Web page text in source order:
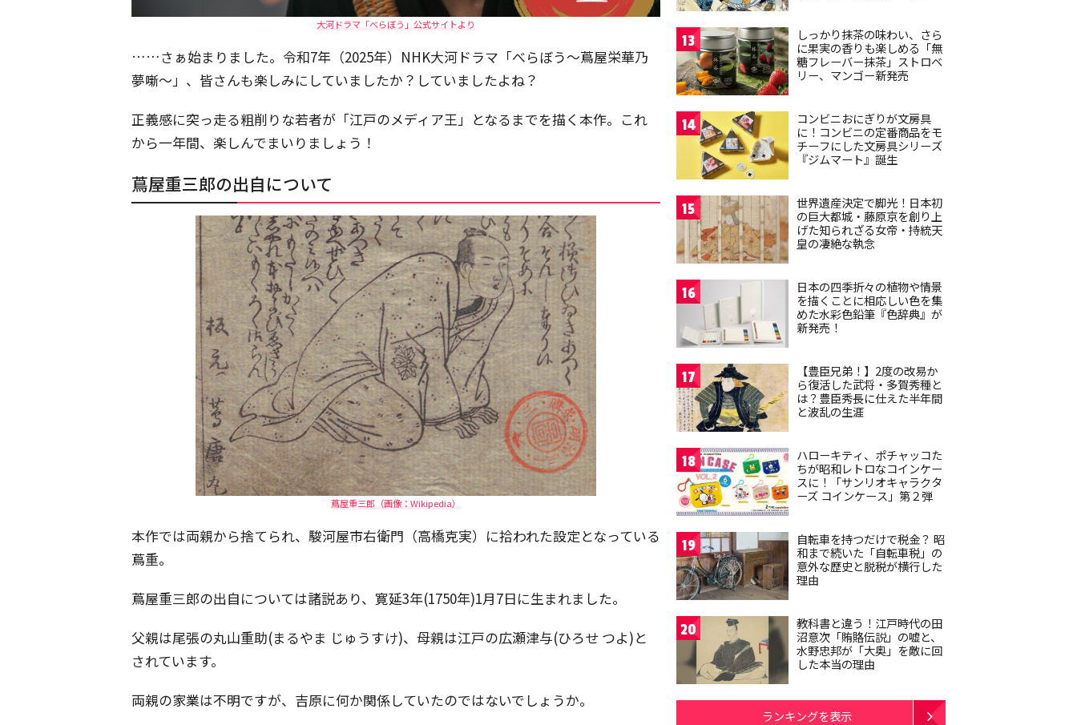
大河ドラマ「べらぼう」公式サイトより
……さぁ始まりました。令和7年（2025年）NHK大河ドラマ「べらぼう～蔦屋栄華乃
夢噺～」、皆さんも楽しみにしていましたか？していましたよね？
正義感に突っ走る粗削りな若者が「江戸のメディア王」となるまでを描く本作。これ
から一年間、楽しんでまいりましょう！
蔦屋重三郎の出自について
蔦屋重三郎（画像：Wikipedia）
本作では両親から捨てられ、駿河屋市右衛門（高橋克実）に拾われた設定となっている
蔦重。
蔦屋重三郎の出自については諸説あり、寛延3年(1750年)1月7日に生まれました。
父親は尾張の丸山重助(まるやま じゅうすけ)、母親は江戸の広瀬津与(ひろせ つよ)と
されています。
両親の家業は不明ですが、吉原に何か関係していたのではないでしょうか。
13
しっかり抹茶の味わい、さら
に果実の香りも楽しめる「無
糖フレーバー抹茶」ストロベ
リー、マンゴー新発売
14
コンビニおにぎりが文房具
に！コンビニの定番商品をモ
チーフにした文房具シリーズ
『ジムマート』誕生
15
世界遺産決定で脚光！日本初
の巨大都城・藤原京を創り上
げた知られざる女帝・持統天
皇の凄絶な執念
16
日本の四季折々の植物や情景
を描くことに相応しい色を集
めた水彩色鉛筆『色辞典』が
新発売！
17
【豊臣兄弟！】2度の改易か
ら復活した武将・多賀秀種と
は？豊臣秀長に仕えた半年間
と波乱の生涯
18
ハローキティ、ポチャッコた
ちが昭和レトロなコインケー
スに！「サンリオキャラクタ
ーズ コインケース」第２弾
19
自転車を持つだけで税金？ 昭
和まで続いた「自転車税」の
意外な歴史と脱税が横行した
理由
20
教科書と違う！江戸時代の田
沼意次「賄賂伝説」の嘘と、
水野忠邦が「大奥」を敵に回
した本当の理由
ランキングを表示